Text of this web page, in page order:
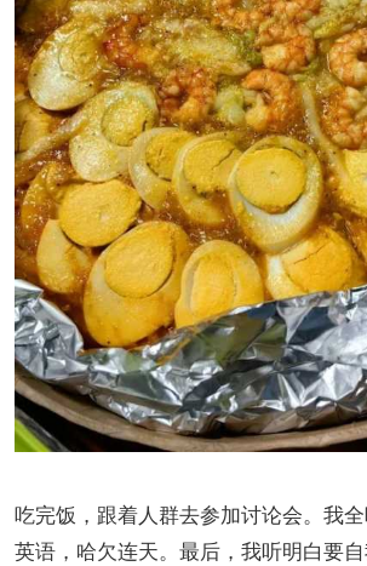
吃完饭，跟着人群去参加讨论会。我
英语，哈欠连天。最后，我听明白要